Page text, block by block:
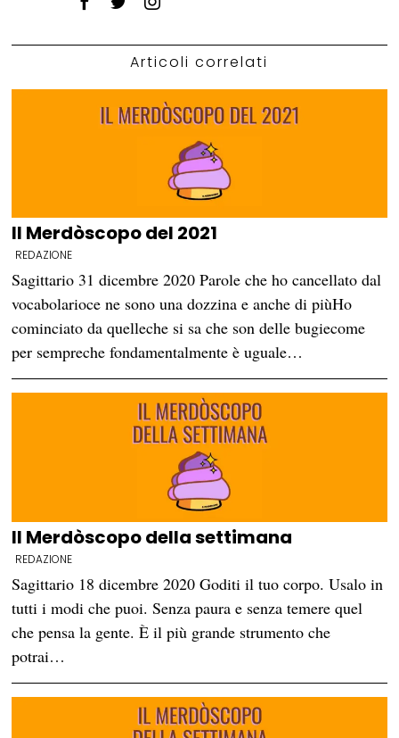
Articoli correlati
Il Merdòscopo del 2021
REDAZIONE
Sagittario 31 dicembre 2020 Parole che ho cancellato dal
vocabolarioce ne sono una dozzina e anche di piùHo
cominciato da quelleche si sa che son delle bugiecome
per sempreche fondamentalmente è uguale…
Il Merdòscopo della settimana
REDAZIONE
Sagittario 18 dicembre 2020 Goditi il tuo corpo. Usalo in
tutti i modi che puoi. Senza paura e senza temere quel
che pensa la gente. È il più grande strumento che
potrai…